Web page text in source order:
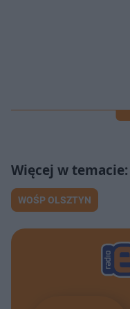
WOŚP OLSZTYN